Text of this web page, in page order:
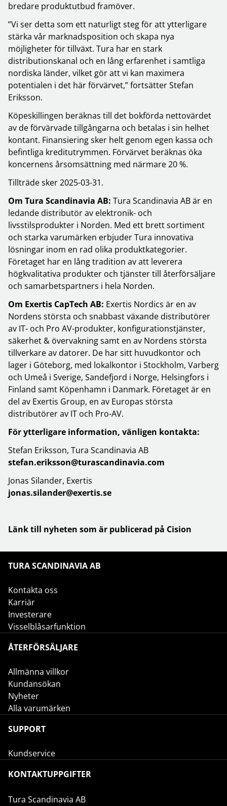
bredare produktutbud framöver.
”Vi ser detta som ett naturligt steg för att ytterligare
stärka vår marknadsposition och skapa nya
möjligheter för tillväxt. Tura har en stark
distributionskanal och en lång erfarenhet i samtliga
nordiska länder, vilket gör att vi kan maximera
potentialen i det här förvärvet,” fortsätter Stefan
Eriksson.
Köpeskillingen beräknas till det bokförda nettovärdet
av de förvärvade tillgångarna och betalas i sin helhet
kontant. Finansiering sker helt genom egen kassa och
befintliga kreditutrymmen. Förvärvet beräknas öka
koncernens årsomsättning med närmare 20 %.
Tillträde sker 2025-03-31.
Om Tura Scandinavia AB: Tura Scandinavia AB är en
ledande distributör av elektronik- och
livsstilsprodukter i Norden. Med ett brett sortiment
och starka varumärken erbjuder Tura innovativa
lösningar inom en rad olika produktkategorier.
Företaget har en lång tradition av att leverera
högkvalitativa produkter och tjänster till återförsäljare
och samarbetspartners i hela Norden.
Om Exertis CapTech AB: Exertis Nordics är en av
Nordens största och snabbast växande distributörer
av IT- och Pro AV-produkter, konfigurationstjänster,
säkerhet & övervakning samt en av Nordens största
tillverkare av datorer. De har sitt huvudkontor och
lager i Göteborg, med lokalkontor i Stockholm, Varberg
och Umeå i Sverige, Sandefjord i Norge, Helsingfors i
Finland samt Köpenhamn i Danmark. Företaget är en
del av Exertis Group, en av Europas största
distributörer av IT och Pro-AV.
För ytterligare information, vänligen kontakta:
Stefan Eriksson, Tura Scandinavia AB
stefan.eriksson@turascandinavia.com
Jonas Silander, Exertis
jonas.silander@exertis.se
Länk till nyheten som är publicerad på Cision
TURA SCANDINAVIA AB
Kontakta oss
Karriär
Investerare
Visselblåsarfunktion
ÅTERFÖRSÄLJARE
Allmänna villkor
Kundansökan
Nyheter
Alla varumärken
SUPPORT
Kundservice
KONTAKTUPPGIFTER
Tura Scandinavia AB